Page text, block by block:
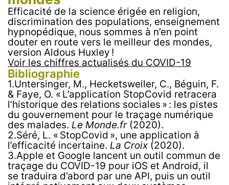
Efficacité de la science érigée en religion,
discrimination des populations, enseignement
hypnopédique, nous sommes à n’en point
douter en route vers le meilleur des mondes,
version Aldous Huxley !
Voir les chiffres actualisés du COVID-19
Bibliographie
1.Untersinger, M., Hecketsweiler, C., Béguin, F.
& Faye, O. « L’application StopCovid retracera
l’historique des relations sociales » : les pistes
du gouvernement pour le traçage numérique
des malades. Le Monde.fr(2020).
2.Séré, L. « StopCovid », une application à
l’efficacité incertaine. La Croix (2020).
3.Apple et Google lancent un outil commun de
traçage du COVID-19 pour iOS et Android, il
se traduira d’abord par une API, puis un outil